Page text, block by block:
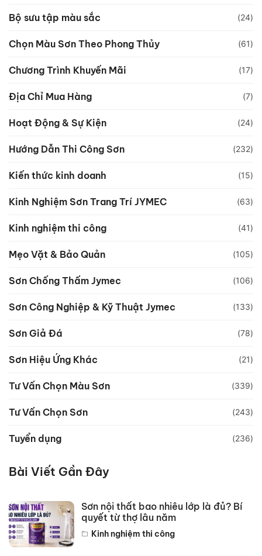
Bộ sưu tập màu sắc (24)
Chọn Màu Sơn Theo Phong Thủy (61)
Chương Trình Khuyến Mãi (17)
Địa Chỉ Mua Hàng (7)
Hoạt Động & Sự Kiện (24)
Hướng Dẫn Thi Công Sơn (232)
Kiến thức kinh doanh (15)
Kinh Nghiệm Sơn Trang Trí JYMEC (63)
Kinh nghiệm thi công (41)
Mẹo Vặt & Bảo Quản (105)
Sơn Chống Thấm Jymec (106)
Sơn Công Nghiệp & Kỹ Thuật Jymec (133)
Sơn Giả Đá (78)
Sơn Hiệu Ứng Khác (21)
Tư Vấn Chọn Màu Sơn (339)
Tư Vấn Chọn Sơn (243)
Tuyển dụng (236)
Bài Viết Gần Đây
Sơn nội thất bao nhiêu lớp là đủ? Bí
quyết từ thợ lâu năm
Kinh nghiệm thi công